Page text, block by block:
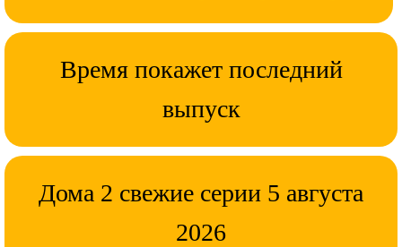
Время покажет последний
выпуск
Дома 2 свежие серии 5 августа
2026